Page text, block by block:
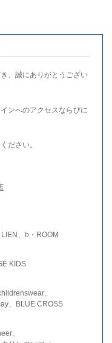
、誠にありがとうござい
ンへのアクセスならびに
ださい。
、b・ROOM
KIDS
、
、BLUE CROSS
、